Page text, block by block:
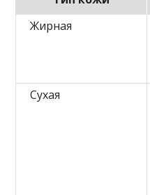
Жирная
Сухая